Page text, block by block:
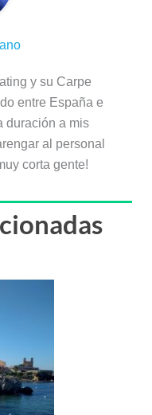
y su Carpe
entre España e
duración a mis
al personal
corta gente!